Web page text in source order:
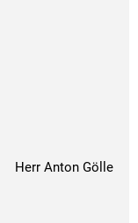
Herr Anton Gölle